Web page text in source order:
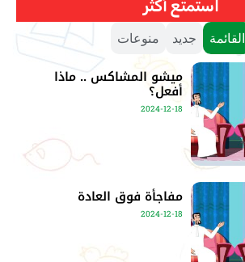
استمتع أكثر
القائمة جديد منوعات
ميشو المشاكس .. ماذا
أفعل؟
2024-12-18
مفاجأة فوق العادة
2024-12-18